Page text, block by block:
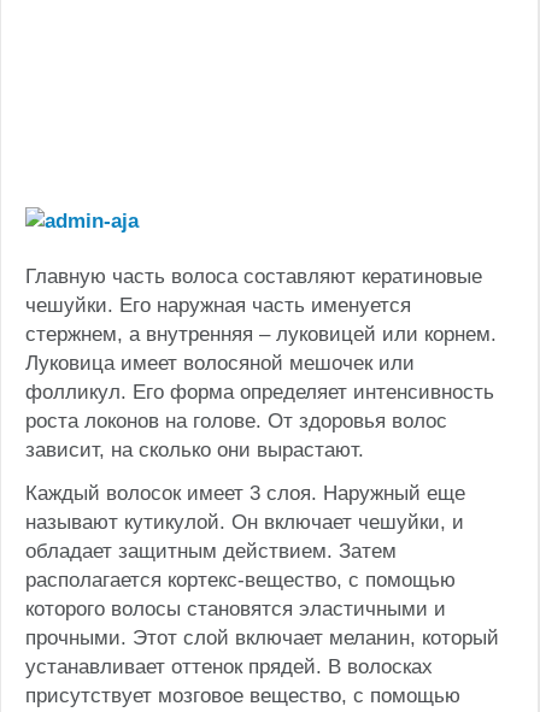
Главную часть волоса составляют кератиновые
чешуйки. Его наружная часть именуется
стержнем, а внутренняя – луковицей или корнем.
Луковица имеет волосяной мешочек или
фолликул. Его форма определяет интенсивность
роста локонов на голове. От здоровья волос
зависит, на сколько они вырастают.
Каждый волосок имеет 3 слоя. Наружный еще
называют кутикулой. Он включает чешуйки, и
обладает защитным действием. Затем
располагается кортекс-вещество, с помощью
которого волосы становятся эластичными и
прочными. Этот слой включает меланин, который
устанавливает оттенок прядей. В волосках
присутствует мозговое вещество, с помощью